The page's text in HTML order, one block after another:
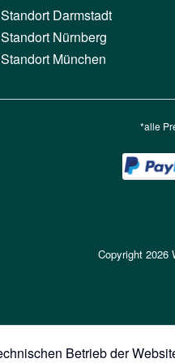
Standort Darmstadt
Standort Nürnberg
Standort München
*alle
Copyright 2026
Betrieb der